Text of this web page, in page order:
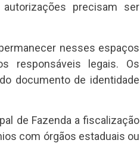
precisam ser
nesses espaços
responsáveis legais. Os
documento de identidade
de Fazenda a fiscalização
com órgãos estaduais ou